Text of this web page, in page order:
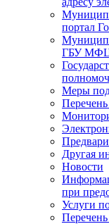
портал
ГБУ
Меры
Другая
Новости
при
Услуги